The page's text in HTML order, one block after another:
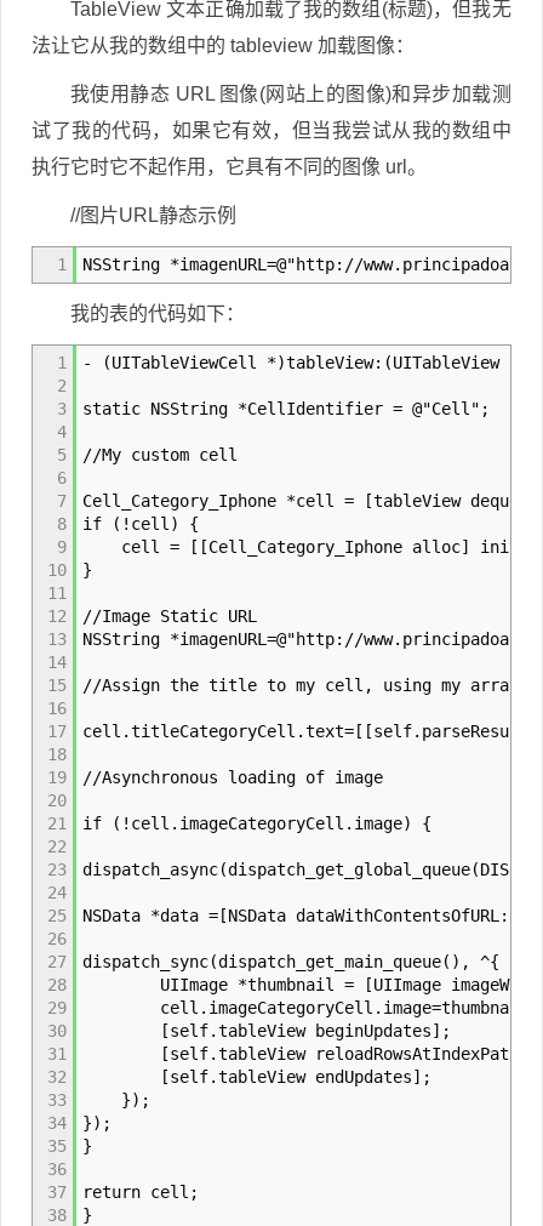
TableView 文本正确加载了我的数组(标题)，但我无
法让它从我的数组中的 tableview 加载图像：
我使用静态 URL 图像(网站上的图像)和异步加载测
试了我的代码，如果它有效，但当我尝试从我的数组中
执行它时它不起作用，它具有不同的图像 url。
//图片URL静态示例
1 NSString *imagenURL=@"http://
我的表的代码如下：
1
2
3
4
5
6
7
8
9
10
11
12
13
14
15
16
17
18
19
20
21
22
23
24
25
26
27
28
29
30
31
32
33
34
35
36
37
38
- (UITableViewCell *)tableView:(UITableView
static NSString *CellIdentifier = @"Cell";
//My custom cell
Cell_Category_Iphone *cell = [tableView
if (!cell) {
cell = [[Cell_Category_Iphone alloc]
}
//Image Static URL
NSString *imagenURL=@"http://
//Assign the title to my cell, using my array
cell.titleCategoryCell.text=[[self.parseResults
//Asynchronous loading of image
if (!cell.imageCategoryCell.image) {
NSData *data =[NSData
dispatch_sync(dispatch_get_main_queue(), ^{
UIImage *thumbnail = [UIImage
cell.imageCategoryCell.image=thumbnail;
[self.tableView beginUpdates];
[self.tableView
[self.tableView endUpdates];
});
});
}
return cell;
}